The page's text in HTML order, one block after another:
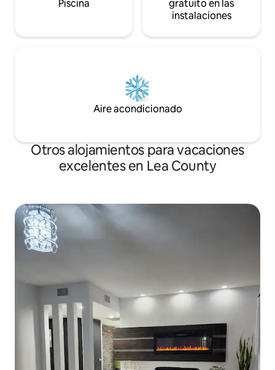
Piscina
gratuito en las
instalaciones
Aire acondicionado
Otros alojamientos para vacaciones
excelentes en Lea County